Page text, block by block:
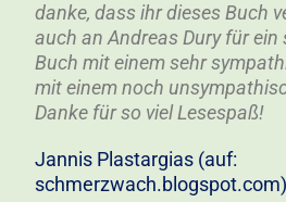
danke, dass ihr dieses Buch
auch an Andreas Dury für ein
Buch mit einem sehr
mit einem noch
Danke für so viel Lesespaß!
Jannis Plastargias (auf:
schmerzwach.blogspot.com)